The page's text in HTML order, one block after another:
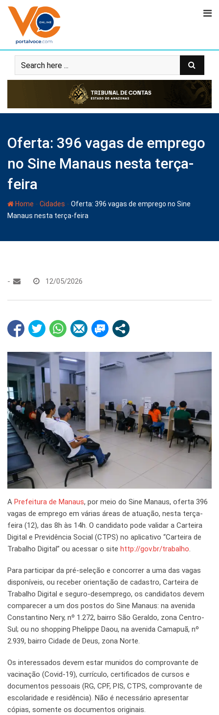
Oferta: 396 vagas de emprego
no Sine Manaus nesta terça-
feira
Home - Cidades - Oferta: 396 vagas de emprego no Sine
Manaus nesta terça-feira
- 12/05/2026
A Prefeitura de Manaus, por meio do Sine Manaus, oferta 396
vagas de emprego em várias áreas de atuação, nesta terça-
feira (12), das 8h às 14h. O candidato pode validar a Carteira
Digital e Previdência Social (CTPS) no aplicativo “Carteira de
Trabalho Digital” ou acessar o site http://gov.br/trabalho.
Para participar da pré-seleção e concorrer a uma das vagas
disponíveis, ou receber orientação de cadastro, Carteira de
Trabalho Digital e seguro-desemprego, os candidatos devem
comparecer a um dos postos do Sine Manaus: na avenida
Constantino Nery, nº 1.272, bairro São Geraldo, zona Centro-
Sul; ou no shopping Phelippe Daou, na avenida Camapuã, nº
2.939, bairro Cidade de Deus, zona Norte.
Os interessados devem estar munidos do comprovante de
vacinação (Covid-19), currículo, certificados de cursos e
documentos pessoais (RG, CPF, PIS, CTPS, comprovante de
escolaridade e residência). Não é necessário apresentar
cópias, somente os documentos originais.